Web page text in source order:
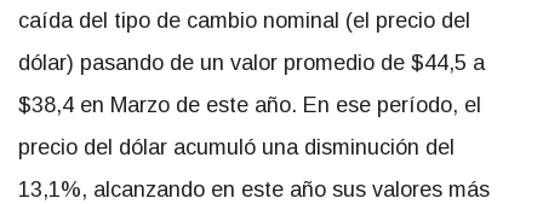
caída del tipo de cambio nominal (el precio del
dólar) pasando de un valor promedio de $44,5 a
$38,4 en Marzo de este año. En ese período, el
precio del dólar acumuló una disminución del
13,1%, alcanzando en este año sus valores más